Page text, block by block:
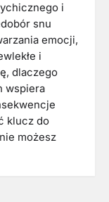
i
snu
emocji,
i
dlaczego
wspiera
klucz do
możesz